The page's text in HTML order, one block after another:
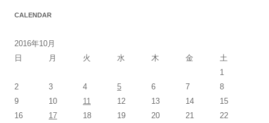
CALENDAR
2016年10月
日
月 火 水 木 金
土
1
2
3 4 5 6 7
8
9
10 11 12 13 14
15
16
17 18 19 20 21
22